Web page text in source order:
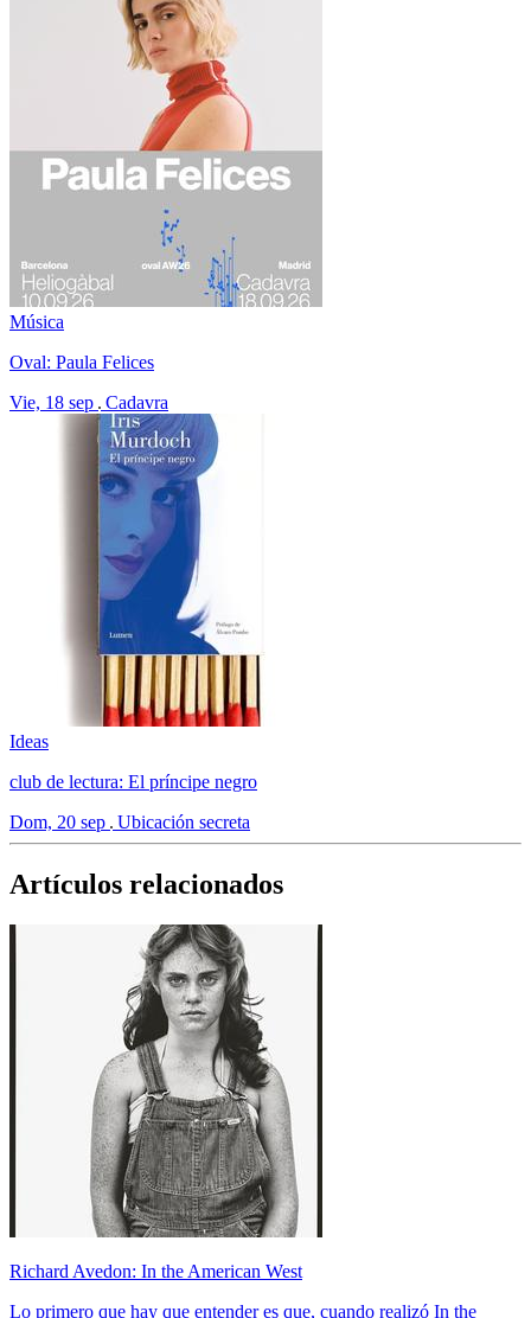
Música
Oval: Paula Felices
Vie, 18 sep Cadavra
Ideas
club de lectura: El príncipe negro
Dom, 20 sep Ubicación secreta
Artículos relacionados
Richard Avedon: In the American West
Lo primero que hay que entender es que, cuando realizó In the